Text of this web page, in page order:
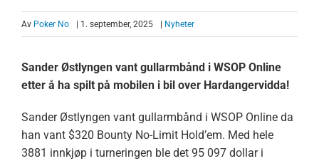
Av Poker No | 1. september, 2025 Nyheter
Sander Østlyngen vant gullarmbånd i WSOP Online
etter å ha spilt på mobilen i bil over Hardangervidda!
Sander Østlyngen vant gullarmbånd i WSOP Online da
han vant $320 Bounty No-Limit Hold’em. Med hele
3881 innkjøp i turneringen ble det 95 097 dollar i